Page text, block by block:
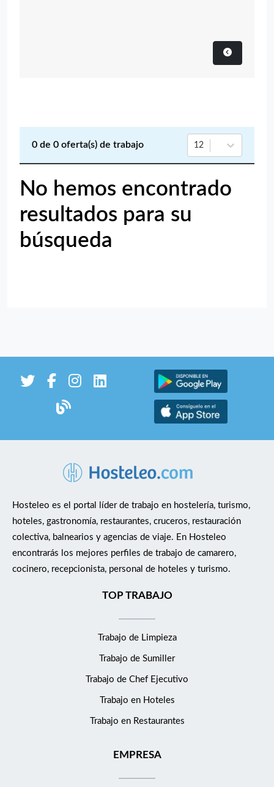
0 de 0 oferta(s) de trabajo 12
No hemos encontrado
resultados para su
búsqueda
Hosteleo es el portal líder de trabajo en hostelería, turismo,
hoteles, gastronomía, restaurantes, cruceros, restauración
colectiva, balnearios y agencias de viaje. En Hosteleo
encontrarás los mejores perfiles de trabajo de camarero,
cocinero, recepcionista, personal de hoteles y turismo.
TOP TRABAJO
Trabajo de Limpieza
Trabajo de Sumiller
Trabajo de Chef Ejecutivo
Trabajo en Hoteles
Trabajo en Restaurantes
EMPRESA